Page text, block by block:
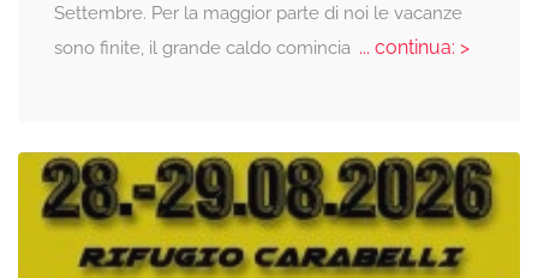
Settembre. Per la maggior parte di noi le vacanze
sono finite, il grande caldo comincia ... continua: >